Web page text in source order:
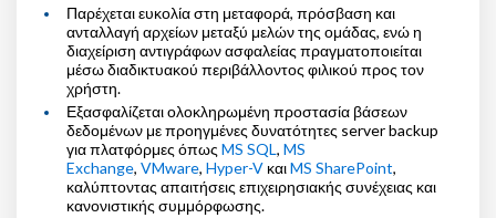
Παρέχεται ευκολία στη μεταφορά, πρόσβαση και
ανταλλαγή αρχείων μεταξύ μελών της ομάδας, ενώ η
διαχείριση αντιγράφων ασφαλείας πραγματοποιείται
μέσω διαδικτυακού περιβάλλοντος φιλικού προς τον
χρήστη.
Εξασφαλίζεται ολοκληρωμένη προστασία βάσεων
δεδομένων με προηγμένες δυνατότητες server backup
για πλατφόρμες όπως MS SQL, MS
Exchange, VMware, Hyper-V καιMS SharePoint,
καλύπτοντας απαιτήσεις επιχειρησιακής συνέχειας και
κανονιστικής συμμόρφωσης.